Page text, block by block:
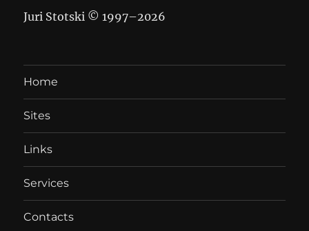
Juri Stotski © 1997–2026
Home
Sites
Links
Services
Contacts